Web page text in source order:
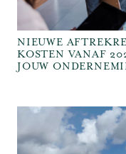
NIEUWE
KOSTEN VANAF
JOUW